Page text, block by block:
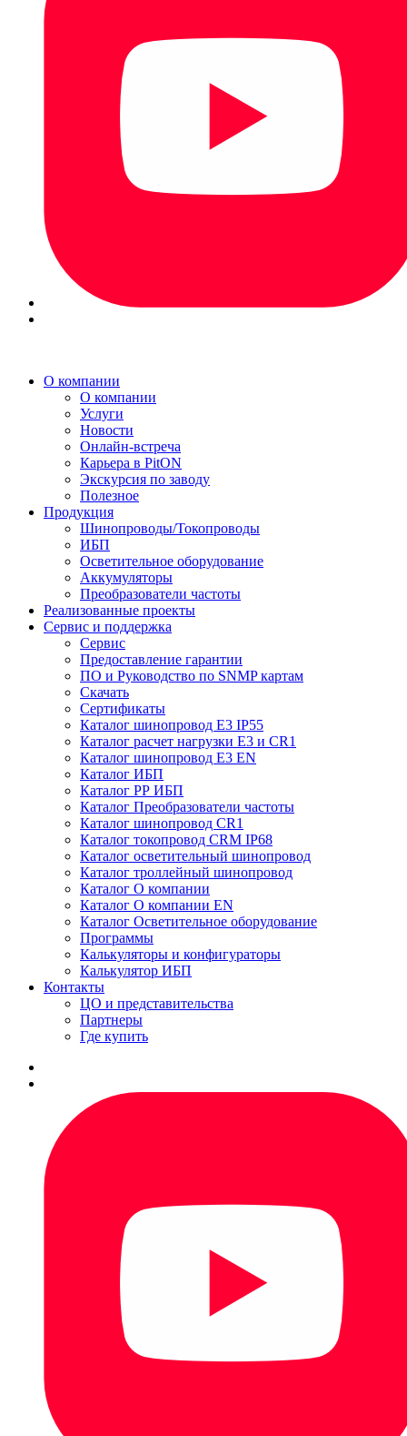
О компании
О компании
Услуги
Новости
Онлайн-встреча
Карьера в PitON
Экскурсия по заводу
Полезное
Продукция
Шинопроводы/Токопроводы
ИБП
Осветительное оборудование
Аккумуляторы
Преобразователи частоты
Реализованные проекты
Сервис и поддержка
Сервис
Предоставление гарантии
ПО и Руководство по SNMP картам
Скачать
Сертификаты
Каталог шинопровод E3 IP55
Каталог расчет нагрузки Е3 и CR1
Каталог шинопровод E3 EN
Каталог ИБП
Каталог РР ИБП
Каталог Преобразователи частоты
Каталог шинопровод CR1
Каталог токопровод CRM IP68
Каталог осветительный шинопровод
Каталог троллейный шинопровод
Каталог О компании
Каталог О компании EN
Каталог Осветительное оборудование
Программы
Калькуляторы и конфигураторы
Калькулятор ИБП
Контакты
ЦО и представительства
Партнеры
Где купить